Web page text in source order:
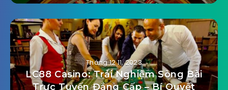
Tháng 12 11, 2023
LC88 Casino: Trải Nghiệm Sòng Bài
Trực Tuyến Đẳng Cấp – Bí Quyết